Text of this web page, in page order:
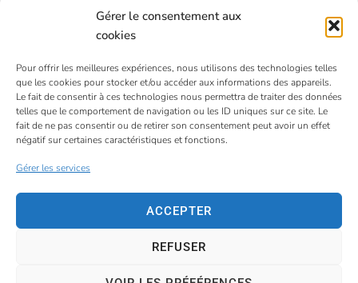
Gérer le consentement aux
cookies
Pour offrir les meilleures expériences, nous utilisons des technologies telles
que les cookies pour stocker et/ou accéder aux informations des appareils.
Le fait de consentir à ces technologies nous permettra de traiter des données
telles que le comportement de navigation ou les ID uniques sur ce site. Le
fait de ne pas consentir ou de retirer son consentement peut avoir un effet
négatif sur certaines caractéristiques et fonctions.
Gérer les services
ACCEPTER
REFUSER
Equipe éducative
AGEC Saint Jean
4 Rue du Faubourg St Jean - VIHIERS 49310 LYS
HAUT LAYON
02 41 75 81 15